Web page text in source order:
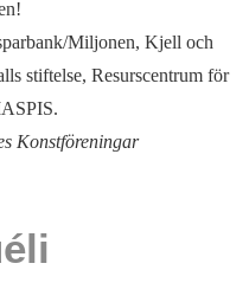
Miljonen, Kjell och
stiftelse, Resurscentrum för
Konstföreningar